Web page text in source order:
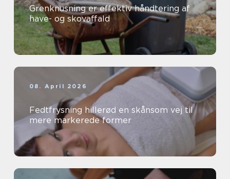
Grenknusning er effektiv håndtering af
have- og skovaffald
08. April 2026
Fedtfrysning hillerød en skånsom vej til
mere markerede former